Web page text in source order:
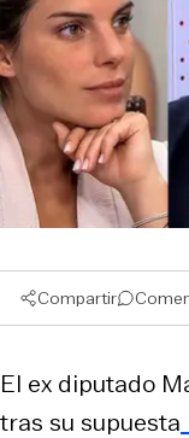
Compartir
El ex diputado
tras su supuesta